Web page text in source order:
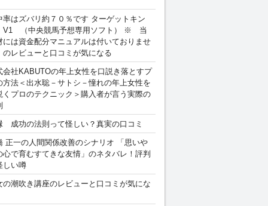
率はズバリ約７０％です ターゲットキン
（中央競馬予想専用ソフト） ※ 当
には資金配分マニュアルは付いておりませ
のレビューと口コミが気になる
会社KABUTOの年上女性を口説き落とすプ
方法＜出水聡－サトシ－憧れの年上女性を
くプロのテクニック＞購入者が言う実際の
成功の法則って怪しい？真実の口コミ
正一の人間関係改善のシナリオ 「思いや
心で育むすてきな友情」のネタバレ！評判
しい噂
の潮吹き講座のレビューと口コミが気にな